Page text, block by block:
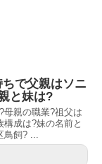
で父親はソニ
と妹は?
母親の職業?祖父は
成は?妹の名前と
飼? ...